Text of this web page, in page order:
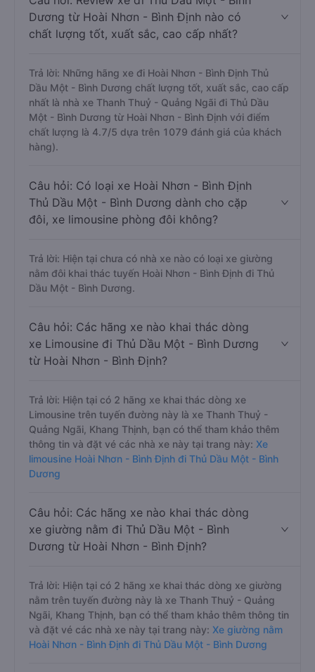
Dương từ Hoài Nhơn - Bình Định nào có
chất lượng tốt, xuất sắc, cao cấp nhất?
Trả lời: Những hãng xe đi Hoài Nhơn - Bình Định Thủ
Dầu Một - Bình Dương chất lượng tốt, xuất sắc, cao cấp
nhất là nhà xe Thanh Thuỷ - Quảng Ngãi đi Thủ Dầu
Một - Bình Dương từ Hoài Nhơn - Bình Định với điểm
chất lượng là 4.7/5 dựa trên 1079 đánh giá của khách
hàng).
Câu hỏi: Có loại xe Hoài Nhơn - Bình Định
Thủ Dầu Một - Bình Dương dành cho cặp
đôi, xe limousine phòng đôi không?
Trả lời: Hiện tại chưa có nhà xe nào có loại xe giường
nằm đôi khai thác tuyến Hoài Nhơn - Bình Định đi Thủ
Dầu Một - Bình Dương.
Câu hỏi: Các hãng xe nào khai thác dòng
xe Limousine đi Thủ Dầu Một - Bình Dương
từ Hoài Nhơn - Bình Định?
Trả lời: Hiện tại có 2 hãng xe khai thác dòng xe
Limousine trên tuyến đường này là xe Thanh Thuỷ -
Quảng Ngãi, Khang Thịnh, bạn có thể tham khảo thêm
thông tin và đặt vé các nhà xe này tại trang này: Xe
limousine Hoài Nhơn - Bình Định đi Thủ Dầu Một - Bình
Dương
Câu hỏi: Các hãng xe nào khai thác dòng
xe giường nằm đi Thủ Dầu Một - Bình
Dương từ Hoài Nhơn - Bình Định?
Trả lời: Hiện tại có 2 hãng xe khai thác dòng xe giường
nằm trên tuyến đường này là xe Thanh Thuỷ - Quảng
Ngãi, Khang Thịnh, bạn có thể tham khảo thêm thông tin
và đặt vé các nhà xe này tại trang này: Xe giường nằm
Hoài Nhơn - Bình Định đi Thủ Dầu Một - Bình Dương